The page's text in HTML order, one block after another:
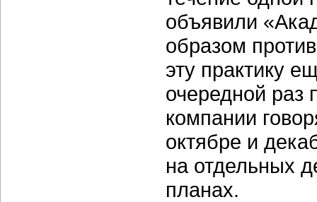
объявили
образом
эту практику
очередной раз
компании
октябре и
на отдельных
планах.